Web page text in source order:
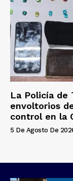
La Policía de
envoltorios
control en la
5 De Agosto De